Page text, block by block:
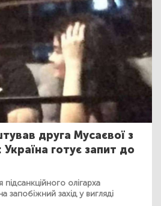
друга Мусаєвої з
готує запит до
олігарха
запобіжний захід у вигляді